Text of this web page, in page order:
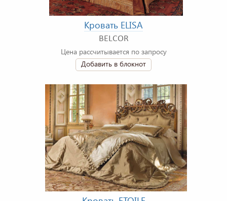
Кровать ELISA
BELCOR
Цена рассчитывается по запросу
Добавить в блокнот